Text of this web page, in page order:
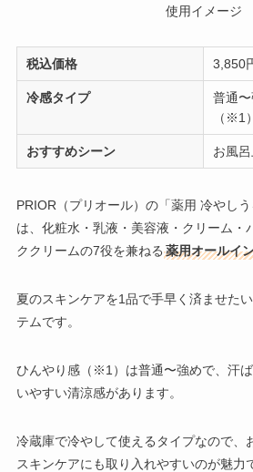
税込価格 3,850
冷感タイプ
普通
（※1）
おすすめシーン お風
PRIOR（プリオール）の「薬用 冷やしう
は、化粧水・乳液・美容液・クリーム・
ククリームの7役を兼ねる 薬用オールイ
夏のスキンケアを1品で手早く済ませた
テムです。
ひんやり感（※1）は普通〜強めで、汗
いやすい清涼感があります。
冷蔵庫で冷やして使えるタイプなので、
スキンケアにも取り入れやすいのが魅力